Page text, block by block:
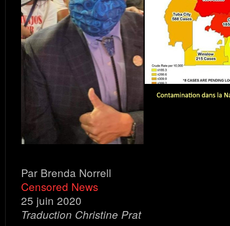
Par Brenda Norrell
Censored News
25 juin 2020
Traduction Christine Prat